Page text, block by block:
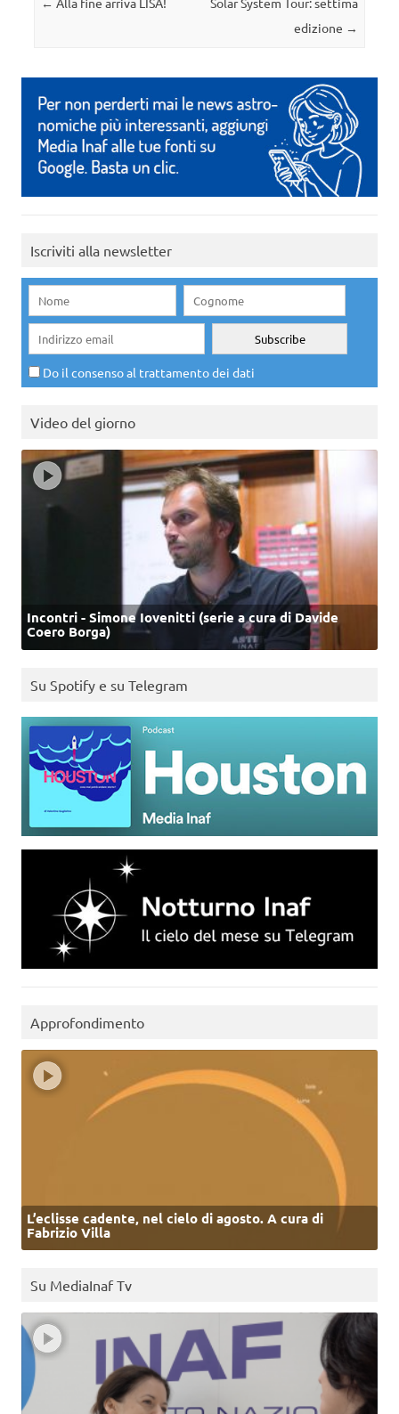
edizione →
Iscriviti alla newsletter
Do il consenso al trattamento dei dati
Video del giorno
Incontri - Simone Iovenitti (serie a cura di Davide
Coero Borga)
Su Spotify e su Telegram
Approfondimento
L’eclisse cadente, nel cielo di agosto. A cura di
Fabrizio Villa
Su MediaInaf Tv